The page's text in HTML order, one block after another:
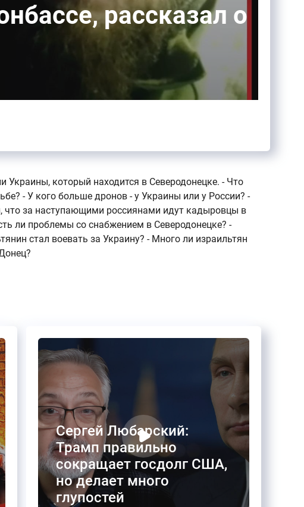
рассказал о
Украины, который находится в Северодонецке. - Что
- У кого больше дронов - у Украины или у России? -
что за наступающими россиянами идут кадыровцы в
ли проблемы со снабжением в Северодонецке? -
стал воевать за Украину? - Много ли израильтян
Сергей Любарский:
Трамп правильно
сокращает госдолг США,
но делает много
глупостей